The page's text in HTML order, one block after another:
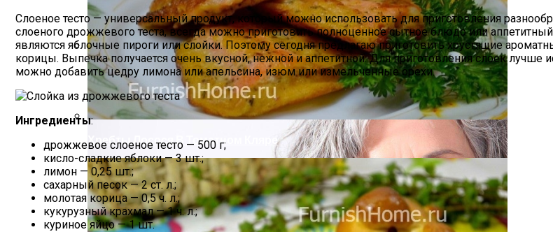
Маникюр «Достойная»
Хребты Лосося В Томатном Кляре
Слоеное тесто — универсальный продукт, который можно использовать для приготовления
слоеного дрожжевого теста, всегда можно приготовить полноценное сытное блюдо или
являются яблочные пироги или слойки. Поэтому сегодня предлагаю приготовить хрустящие
корицы. Выпечка получается очень вкусной, нежной и аппетитной. Для приготовления слоек лучше
можно добавить цедру лимона или апельсина, изюм или измельченные орехи.
Ингредиенты:
дрожжевое слоеное тесто — 500 г;
кисло-сладкие яблоки — 3 шт.;
лимон — 0,25 шт.;
сахарный песок — 2 ст. л.;
молотая корица — 0,5 ч. л.;
кукурузный крахмал — 1 ч. л.;
куриное яйцо — 1 шт.